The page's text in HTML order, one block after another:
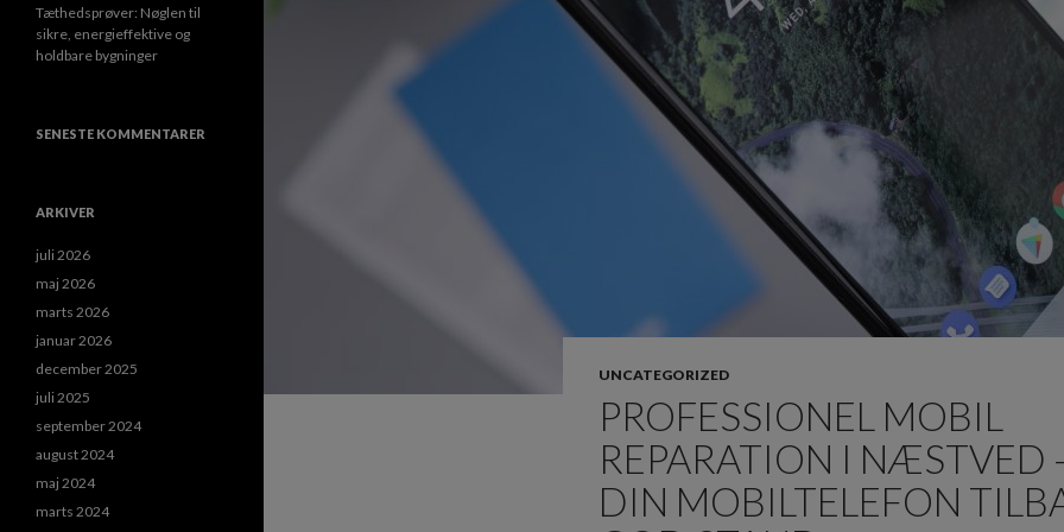
UNCATEGORIZED
PROFESSIONEL MOBIL
REPARATION I NÆSTVED
DIN MOBILTELEFON
Tæthedsprøver: Nøglen til
sikre, energieffektive og
holdbare bygninger
SENESTE KOMMENTARER
ARKIVER
juli 2026
maj 2026
marts 2026
januar 2026
december 2025
juli 2025
september 2024
august 2024
maj 2024
marts 2024